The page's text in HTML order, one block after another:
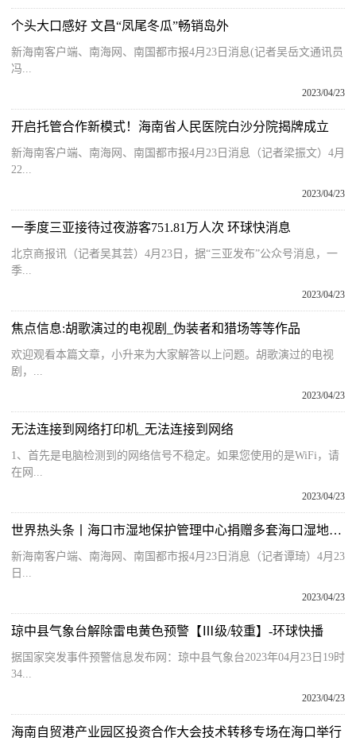
个头大口感好 文昌“凤尾冬瓜”畅销岛外
新海南客户端、南海网、南国都市报4月23日消息(记者吴岳文通讯员
冯...
2023/04/23
开启托管合作新模式！海南省人民医院白沙分院揭牌成立
新海南客户端、南海网、南国都市报4月23日消息（记者梁振文）4月
22...
2023/04/23
一季度三亚接待过夜游客751.81万人次 环球快消息
北京商报讯（记者吴其芸）4月23日，据“三亚发布”公众号消息，一
季...
2023/04/23
焦点信息:胡歌演过的电视剧_伪装者和猎场等等作品
欢迎观看本篇文章，小升来为大家解答以上问题。胡歌演过的电视
剧，...
2023/04/23
无法连接到网络打印机_无法连接到网络
1、首先是电脑检测到的网络信号不稳定。如果您使用的是WiFi，请
在网...
2023/04/23
世界热头条丨海口市湿地保护管理中心捐赠多套海口湿地系列图书
新海南客户端、南海网、南国都市报4月23日消息（记者谭琦）4月23
日...
2023/04/23
琼中县气象台解除雷电黄色预警【Ⅲ级/较重】-环球快播
据国家突发事件预警信息发布网：琼中县气象台2023年04月23日19时
34...
2023/04/23
海南自贸港产业园区投资合作大会技术转移专场在海口举行